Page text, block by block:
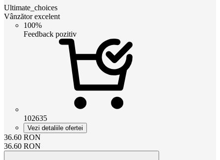
Ultimate_choices
Vânzător excelent
100%
Feedback pozitiv
102635
Vezi detaliile ofertei
36.60 RON
36.60 RON